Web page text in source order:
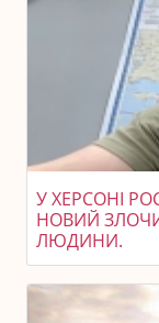
У ХЕРСОНІ
НОВИЙ
ЛЮДИНИ.